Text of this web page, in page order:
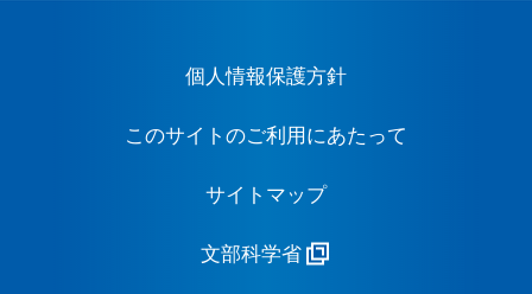
個人情報保護方針
このサイトのご利用にあたって
サイトマップ
文部科学省